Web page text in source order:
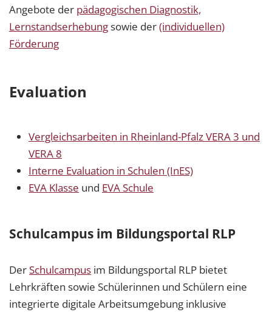
Angebote der pädagogischen Diagnostik,
Lernstandserhebungsowie der(individuellen)
Förderung
Evaluation
Vergleichsarbeiten in Rheinland-Pfalz VERA 3 und
VERA 8
Interne Evaluation in Schulen (InES)
EVA Klasse und EVA Schule
Schulcampus im Bildungsportal RLP
DerSchulcampus im Bildungsportal RLP bietet
Lehrkräften sowie Schülerinnen und Schülern eine
integrierte digitale Arbeitsumgebung inklusive